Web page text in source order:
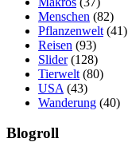
Menschen (82)
Pflanzenwelt (41)
Reisen (93)
Slider(128)
Tierwelt (80)
USA (43)
Wanderung (40)
Blogroll